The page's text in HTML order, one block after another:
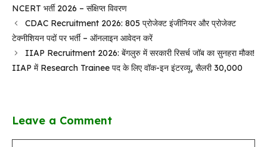
NCERT भर्ती 2026 – संक्षिप्त विवरण
CDAC Recruitment 2026: 805 प्रोजेक्ट इंजीनियर और प्रोजेक्ट
टेक्नीशियन पदों पर भर्ती – ऑनलाइन आवेदन करें
IIAP Recruitment 2026: बेंगलुरु में सरकारी रिसर्च जॉब का सुनहरा मौका!
IIAP में Research Trainee पद के लिए वॉक-इन इंटरव्यू, सैलरी ₹30,000
Leave a Comment